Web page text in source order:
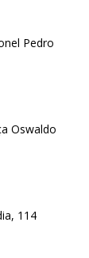
Pedro
Oswaldo
114